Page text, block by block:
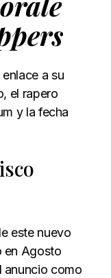
a su
el rapero
y la fecha
este nuevo
en Agosto
anuncio como